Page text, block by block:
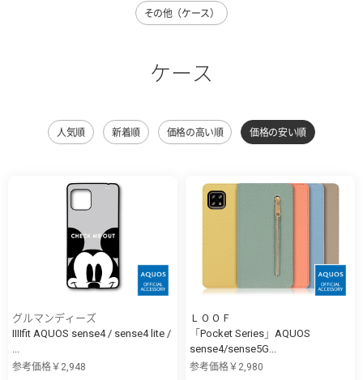
その他（ケース）
ケース
人気順 新着順 価格の高い順 価格の安い順
グルマンディーズ
IIIIfit AQUOS sense4 / sense4 lite /
参考価格￥2,948
ＬＯＯＦ
「Pocket Series」AQUOS
sense4/sense5G...
参考価格￥2,980